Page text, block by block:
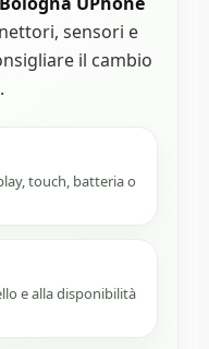
sensori e
il cambio
touch, batteria o
e alla disponibilità